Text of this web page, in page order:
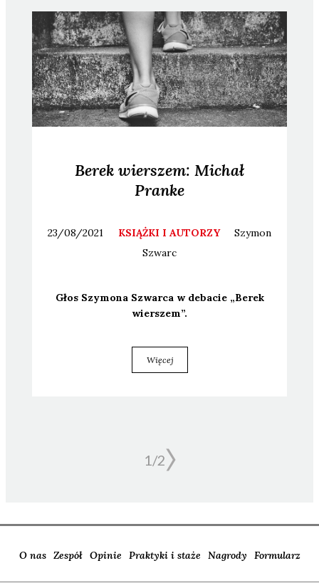
Berek wierszem: Michał
Pranke
23/08/2021 KSIĄŻKI I AUTORZY
Szymon
Szwarc
Głos Szy­mo­na Szwar­ca w deba­cie „Berek
wier­szem”.
Więcej
1/2
O nas Zespół Opinie Praktyki i staże Nagrody Formularz